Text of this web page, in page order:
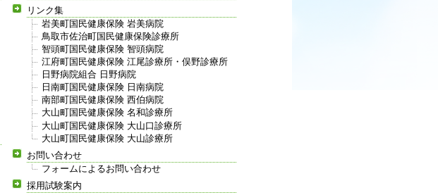
リンク集
岩美町国民健康保険 岩美病院
鳥取市佐治町国民健康保険診療所
智頭町国民健康保険 智頭病院
江府町国民健康保険 江尾診療所・俣野診療所
日野病院組合 日野病院
日南町国民健康保険 日南病院
南部町国民健康保険 西伯病院
大山町国民健康保険 名和診療所
大山町国民健康保険 大山口診療所
大山町国民健康保険 大山診療所
お問い合わせ
フォームによるお問い合わせ
採用試験案内